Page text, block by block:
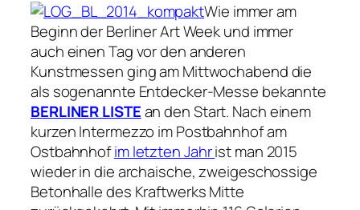
Wie immer am
Beginn der Berliner Art Week und immer
auch einen Tag vor den anderen
Kunstmessen ging am Mittwochabend die
als sogenannte Entdecker-Messe bekannte
BERLINER LISTEan den Start. Nach einem
kurzen Intermezzo im Postbahnhof am
Ostbahnhofim letzten Jahrist man 2015
wieder in die archaische, zweigeschossige
Betonhalle des Kraftwerks Mitte